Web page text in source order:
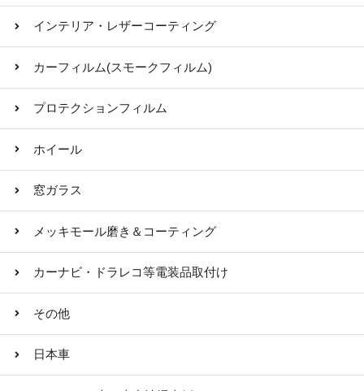
インテリア・レザーコーティング
カーフィルム(スモークフィルム)
プロテクションフィルム
ホイール
窓ガラス
メッキモール磨き＆コーティング
カーナビ・ドラレコ等電装品取付け
その他
日本車